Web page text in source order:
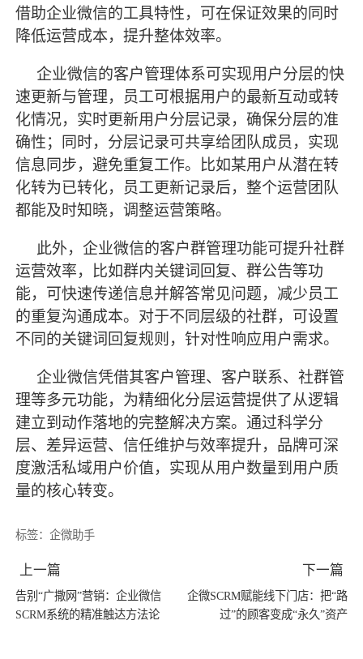
借助企业微信的工具特性，可在保证效果的同时
降低运营成本，提升整体效率。
企业微信的客户管理体系可实现用户分层的快
速更新与管理，员工可根据用户的最新互动或转
化情况，实时更新用户分层记录，确保分层的准
确性；同时，分层记录可共享给团队成员，实现
信息同步，避免重复工作。比如某用户从潜在转
化转为已转化，员工更新记录后，整个运营团队
都能及时知晓，调整运营策略。
此外，企业微信的客户群管理功能可提升社群
运营效率，比如群内关键词回复、群公告等功
能，可快速传递信息并解答常见问题，减少员工
的重复沟通成本。对于不同层级的社群，可设置
不同的关键词回复规则，针对性响应用户需求。
企业微信凭借其客户管理、客户联系、社群管
理等多元功能，为精细化分层运营提供了从逻辑
建立到动作落地的完整解决方案。通过科学分
层、差异运营、信任维护与效率提升，品牌可深
度激活私域用户价值，实现从用户数量到用户质
量的核心转变。
标签：企微助手
上一篇
告别“广撒网”营销：企业微信
SCRM系统的精准触达方法论
下一篇
企微SCRM赋能线下门店：把“路
过”的顾客变成“永久”资产